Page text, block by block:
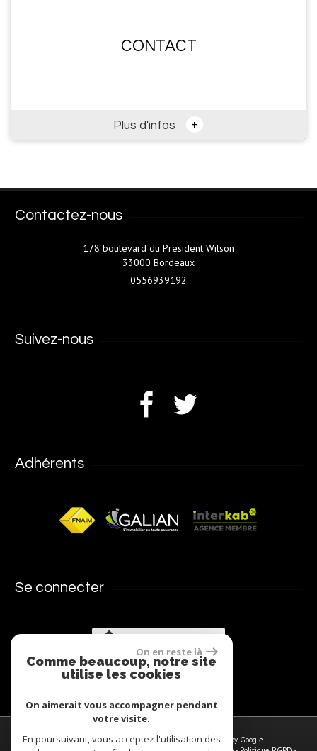
CONTACT
Plus d'infos +
Contactez-nous
178 boulevard du President Wilson
33000 Bordeaux
0556939192
Suivez-nous
Adhérents
Se connecter
© 2026 | Tous droits réservés | Traduction powered by Google
On en reste là
Comme beaucoup, notre site
utilise les cookies
On aimerait vous accompagner pendant
votre visite.
En poursuivant, vous acceptez l'utilisation des